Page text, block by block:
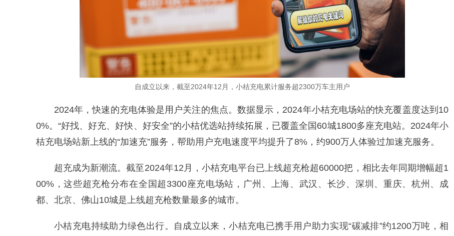
自成立以来，截至2024年12月，小桔充电累计服务超2300万车主用户
2024年，快速的充电体验是用户关注的焦点。数据显示，2024年小桔充电场站的快充覆盖度达到10
0%。“好找、好充、好快、好安全”的小桔优选站持续拓展，已覆盖全国60城1800多座充电站。2024年小
桔充电场站新上线的“加速充”服务，帮助用户充电速度平均提升了8%，约900万人体验过加速充服务。
超充成为新潮流。截至2024年12月，小桔充电平台已上线超充枪超60000把，相比去年同期增幅超1
00%，这些超充枪分布在全国超3300座充电场站，广州、上海、武汉、长沙、深圳、重庆、杭州、成
都、北京、佛山10城是上线超充枪数量最多的城市。
小桔充电持续助力绿色出行。自成立以来，小桔充电已携手用户助力实现“碳减排”约1200万吨，相